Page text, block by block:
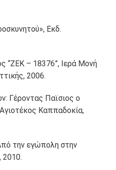
Εκδ.
“ZEK – 18376”, Ιερά Μονή
2006.
Γέροντας Παϊσιος ο
Καππαδοκία,
την εγώπολη στην
2010.